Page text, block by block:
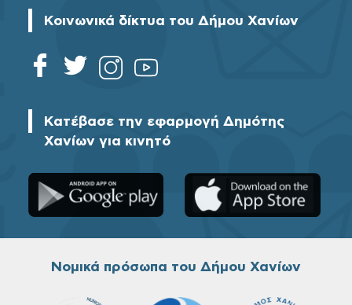
Κοινωνικά δίκτυα του Δήμου Χανίων
Κατέβασε την εφαρμογή Δημότης
Χανίων για κινητό
Νομικά πρόσωπα του Δήμου Χανίων